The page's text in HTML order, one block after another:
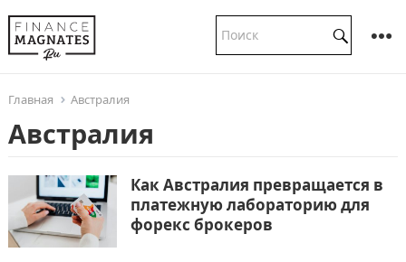
Главная Австралия
Австралия
Как Австралия превращается в
платежную лабораторию для
форекс брокеров